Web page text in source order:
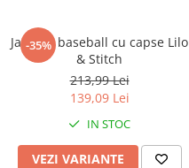
-35%
Jacheta baseball cu capse Lilo
& Stitch
213,99 Lei
139,09 Lei
IN STOC
VEZI VARIANTE